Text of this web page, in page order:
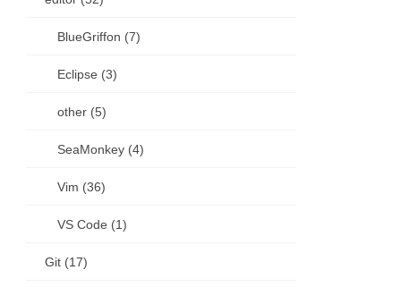
BlueGriffon (7)
Eclipse (3)
other (5)
SeaMonkey (4)
Vim (36)
VS Code (1)
Git (17)